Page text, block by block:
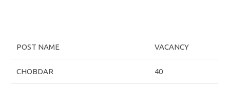
POST NAME VACANCY
CHOBDAR 40